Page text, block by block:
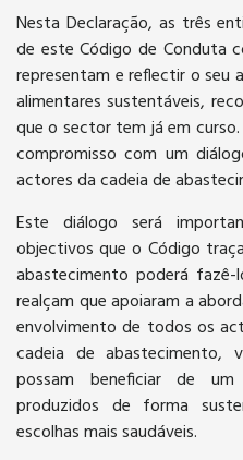
Nesta Declaração, as três
de este Código de Conduta
representam e reflectir o seu
alimentares sustentáveis,
que o sector tem já em
compromisso com um
actores da cadeia de
Este diálogo será
objectivos que o Código
abastecimento poderá
realçam que apoiaram a
envolvimento de todos os
cadeia de abastecimento,
possam beneficiar de
produzidos de forma
escolhas mais saudáveis.